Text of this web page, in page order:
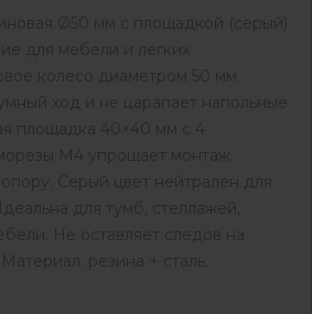
Ø50 мм с площадкой (серый)
для мебели и лёгких
колесо диаметром 50 мм
ход и не царапает напольные
площадка 40×40 мм с 4
М4 упрощает монтаж.
Серый цвет нейтрален для
для тумб, стеллажей,
Не оставляет следов на
резина + сталь.